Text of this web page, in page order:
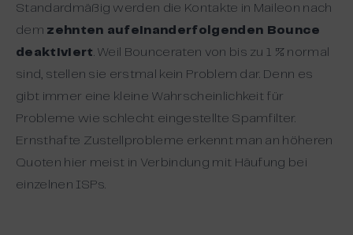
Standardmäßig werden die Kontakte in Maileon nach
dem zehnten aufeinanderfolgenden Bounce
deaktiviert. Weil Bounceraten von bis zu 1 % normal
sind, stellen sie erstmal kein Problem dar. Denn es
gibt immer eine kleine Wahrscheinlichkeit für
Probleme wie schlecht eingestellte Spamfilter.
Ernsthafte Zustellprobleme erkennt man an höheren
Quoten hier meist in Verbindung mit Häufung bei
einzelnen ISPs.